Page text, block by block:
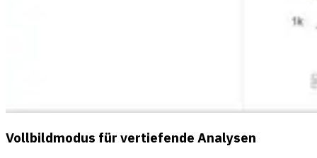
Vollbildmodus für vertiefende Analysen